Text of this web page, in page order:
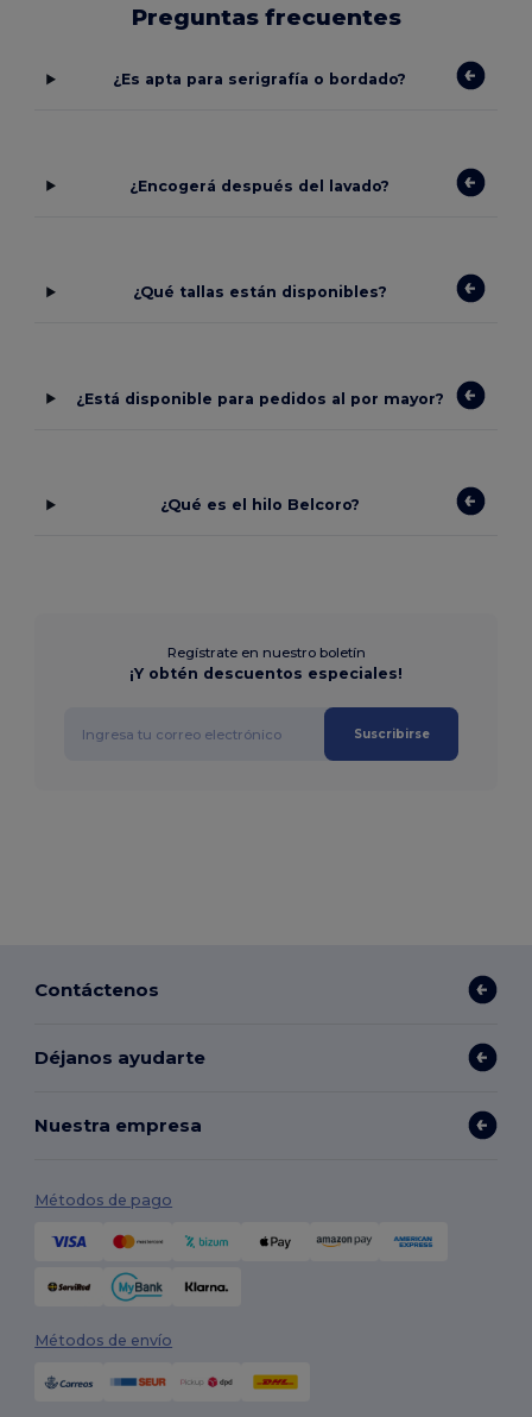
Preguntas frecuentes
¿Es apta para serigrafía o bordado?
¿Encogerá después del lavado?
¿Qué tallas están disponibles?
¿Está disponible para pedidos al por mayor?
¿Qué es el hilo Belcoro?
Regístrate en nuestro boletín
¡Y obtén descuentos especiales!
Suscribirse
Contáctenos
Déjanos ayudarte
Nuestra empresa
Métodos de pago
Métodos de envío